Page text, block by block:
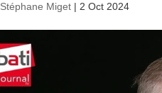
Stéphane Miget| 2 Oct 2024